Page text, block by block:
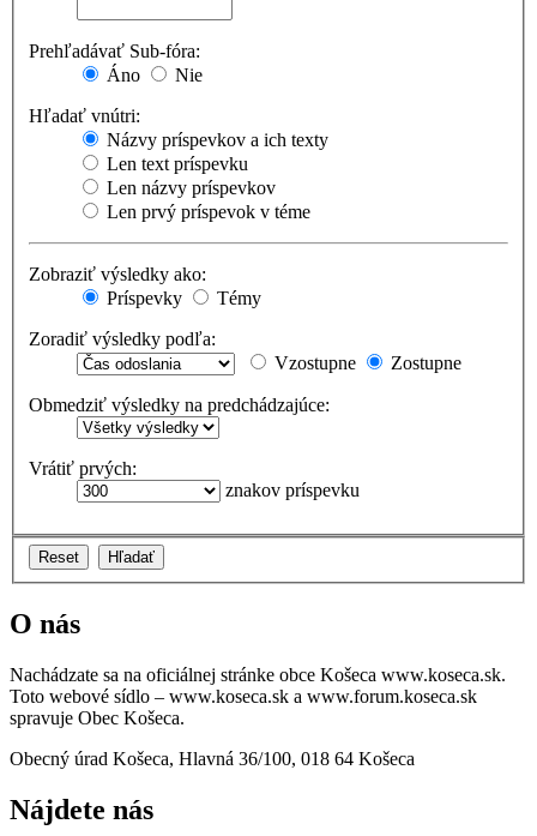
Prehľadávať Sub-fóra:
Áno
Nie
Hľadať vnútri:
Názvy príspevkov a ich texty
Len text príspevku
Len názvy príspevkov
Len prvý príspevok v téme
Zobraziť výsledky ako:
Príspevky
Témy
Zoradiť výsledky podľa:
Vzostupne
Zostupne
Obmedziť výsledky na predchádzajúce:
Vrátiť prvých:
znakov príspevku
O nás
Nachádzate sa na oficiálnej stránke obce Košeca www.koseca.sk.
Toto webové sídlo – www.koseca.sk a www.forum.koseca.sk
spravuje Obec Košeca.
Obecný úrad Košeca, Hlavná 36/100, 018 64 Košeca
Nájdete nás